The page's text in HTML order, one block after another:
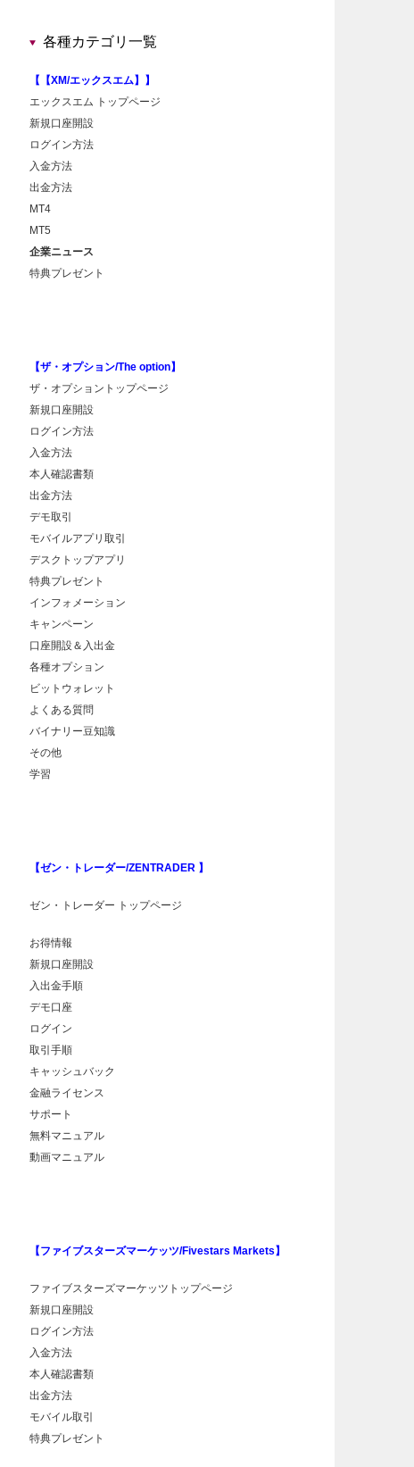
各種カテゴリ一覧
【【XM/エックスエム】】
エックスエム トップページ
新規口座開設
ログイン方法
入金方法
出金方法
MT4
MT5
企業ニュース
特典プレゼント
【ザ・オプション/The option】
ザ・オプショントップページ
新規口座開設
ログイン方法
入金方法
本人確認書類
出金方法
デモ取引
モバイルアプリ取引
デスクトップアプリ
特典プレゼント
インフォメーション
キャンペーン
口座開設＆入出金
各種オプション
ビットウォレット
よくある質問
バイナリー豆知識
その他
学習
【ゼン・トレーダー/ZENTRADER 】
ゼン・トレーダー トップページ
お得情報
新規口座開設
入出金手順
デモ口座
ログイン
取引手順
キャッシュバック
金融ライセンス
サポート
無料マニュアル
動画マニュアル
【ファイブスターズマーケッツ/Fivestars Markets】
ファイブスターズマーケッツトップページ
新規口座開設
ログイン方法
入金方法
本人確認書類
出金方法
モバイル取引
特典プレゼント